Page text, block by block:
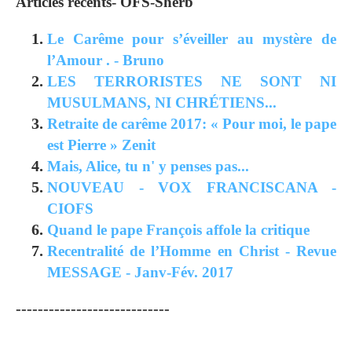
Le Carême pour s’éveiller au mystère de
l’Amour . - Bruno
LES TERRORISTES NE SONT NI
MUSULMANS, NI CHRÉTIENS...
Retraite de carême 2017: « Pour moi, le pape
est Pierre » Zenit
Mais, Alice, tu n' y penses pas...
NOUVEAU - VOX FRANCISCANA -
CIOFS
Quand le pape François affole la critique
Recentralité de l’Homme en Christ - Revue
MESSAGE - Janv-Fév. 2017
----------------------------